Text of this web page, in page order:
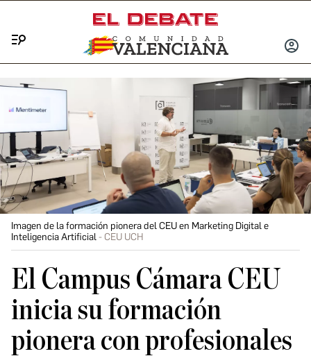
INICIAR
Imagen de la formación pionera del CEU en Marketing Digital e
Inteligencia Artificial
CEU UCH
El Campus Cámara CEU
inicia su formación
pionera con profesionales